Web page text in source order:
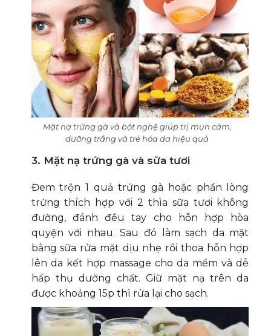
Mặt nạ trứng gà và bột nghệ giúp trị mụn cám,
dưỡng trắng và trẻ hóa da hiệu quả
3. Mặt nạ trứng gà và sữa tươi
Đem trộn 1 quả trứng gà hoặc phần lòng
trứng thích hợp với 2 thìa sữa tươi không
đường, đánh đều tay cho hỗn hợp hòa
quyện với nhau. Sau đó làm sạch da mặt
bằng sữa rửa mặt dịu nhẹ rồi thoa hỗn hợp
lên da kết hợp massage cho da mềm và dễ
hấp thụ dưỡng chất. Giữ mặt nạ trên da
được khoảng 15p thì rửa lại cho sạch.